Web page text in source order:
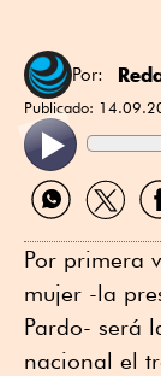
Por:
Publicado:
Compartir
por
por
por
Por primera
mujer -la
Pardo- será
nacional el